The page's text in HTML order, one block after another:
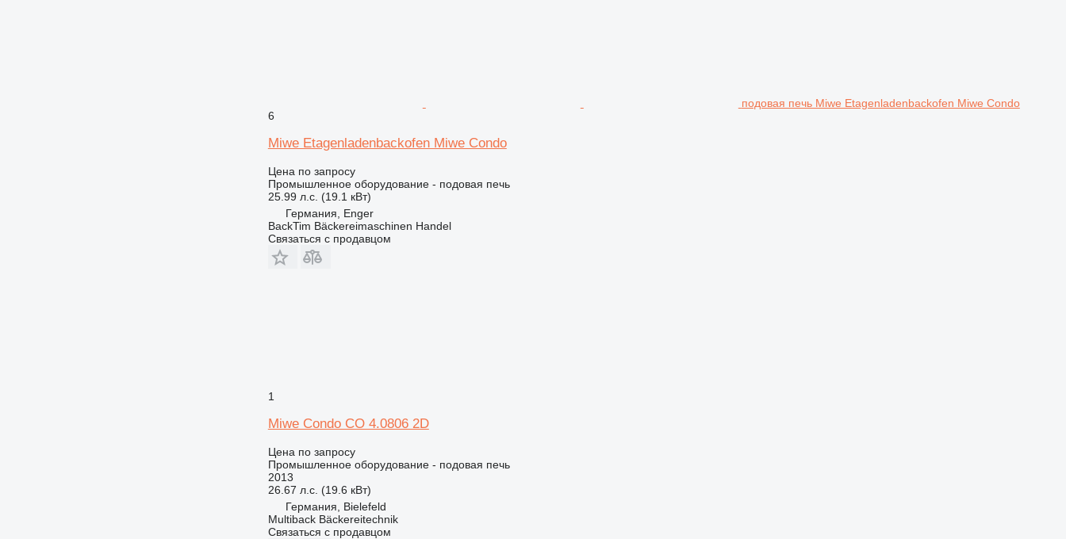
подовая печь Miwe Etagenladenbackofen Miwe Condo
6
Miwe Etagenladenbackofen Miwe Condo
Цена по запросу
Промышленное оборудование - подовая печь
25.99 л.с. (19.1 кВт)
Германия, Enger
BackTim Bäckereimaschinen Handel
Связаться с продавцом
1
Miwe Condo CO 4.0806 2D
Цена по запросу
Промышленное оборудование - подовая печь
2013
26.67 л.с. (19.6 кВт)
Германия, Bielefeld
Multiback Bäckereitechnik
Связаться с продавцом